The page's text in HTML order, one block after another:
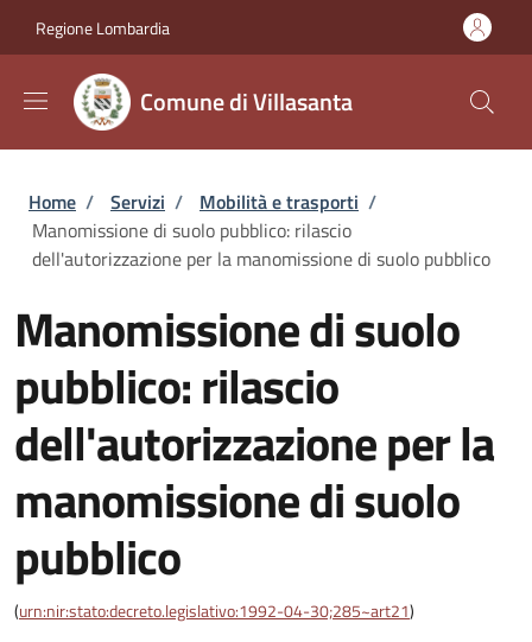
Regione Lombardia
Comune di Villasanta
Briciole di pane
Home / Servizi / Mobilità e trasporti /
Manomissione di suolo pubblico: rilascio
dell'autorizzazione per la manomissione di suolo pubblico
Manomissione di suolo
pubblico: rilascio
dell'autorizzazione per la
manomissione di suolo
pubblico
(urn:nir:stato:decreto.legislativo:1992-04-30;285~art21)